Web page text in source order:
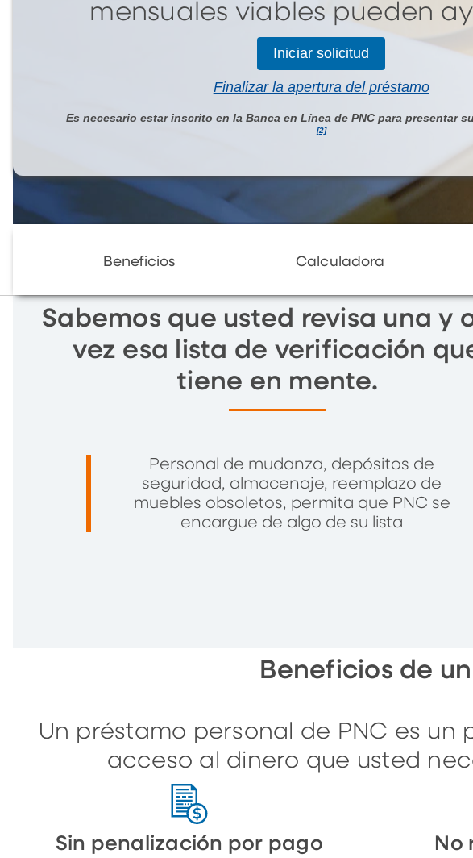
mensuales viables pueden
Iniciar solicitud
Finalizar la apertura del préstamo
Es necesario estar inscrito en la Banca en Línea de PNC para presentar
[2]
Beneficios Calculadora
Sabemos que usted revisa una y
vez esa lista de verificación
tiene en mente.
Personal de mudanza, depósitos de
seguridad, almacenaje, reemplazo de
muebles obsoletos, permita que PNC se
encargue de algo de su lista
Beneficios de
Un préstamo personal de PNC es
acceso al dinero que usted
Sin penalización por pago
No